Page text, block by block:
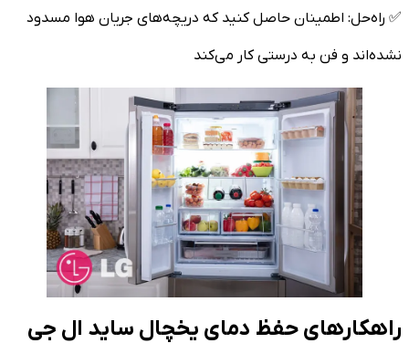
✅ راه‌حل: اطمینان حاصل کنید که دریچه‌های جریان هوا مسدود
نشده‌اند و فن به درستی کار می‌کند
راهکارهای حفظ دمای یخچال ساید ال جی